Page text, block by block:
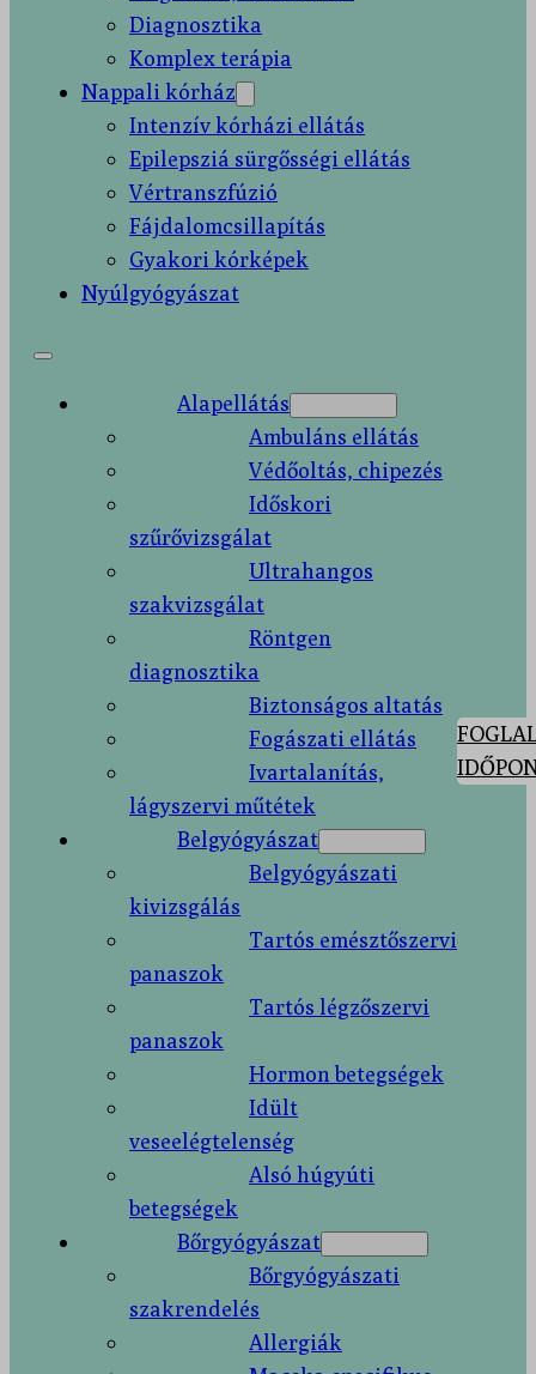
Diagnosztika
Komplex terápia
Nappali kórház
Intenzív kórházi ellátás
Epilepsziá sürgősségi ellátás
Vértranszfúzió
Fájdalomcsillapítás
Gyakori kórképek
Nyúlgyógyászat
Alapellátás
Ambuláns ellátás
Védőoltás, chipezés
Időskori
szűrővizsgálat
Ultrahangos
szakvizsgálat
Röntgen
diagnosztika
Biztonságos altatás
Fogászati ellátás
Ivartalanítás,
lágyszervi műtétek
Belgyógyászat
Belgyógyászati
kivizsgálás
Tartós emésztőszervi
panaszok
Tartós légzőszervi
panaszok
Hormon betegségek
Idült
veseelégtelenség
Alsó húgyúti
betegségek
Bőrgyógyászat
Bőrgyógyászati
szakrendelés
Allergiák